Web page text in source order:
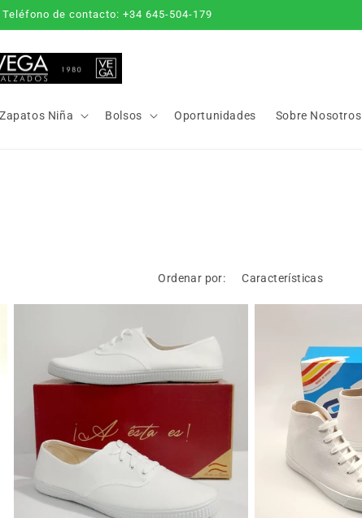
de contacto: +34 645-504-179
Zapatos Niña Bolsos Oportunidades Sobre Nosotros
Ordenar por: